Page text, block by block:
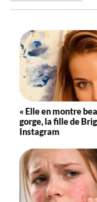
« Elle en montre
gorge, la fille de
Instagram